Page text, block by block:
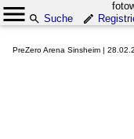
Suche
PreZero Arena Sinsheim |